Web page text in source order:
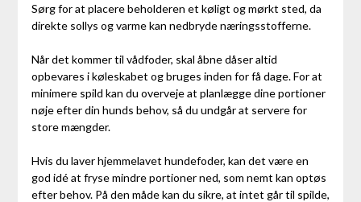
Sørg for at placere beholderen et køligt og mørkt sted, da
direkte sollys og varme kan nedbryde næringsstofferne.
Når det kommer til vådfoder, skal åbne dåser altid
opbevares i køleskabet og bruges inden for få dage. For at
minimere spild kan du overveje at planlægge dine portioner
nøje efter din hunds behov, så du undgår at servere for
store mængder.
Hvis du laver hjemmelavet hundefoder, kan det være en
god idé at fryse mindre portioner ned, som nemt kan optøs
efter behov. På den måde kan du sikre, at intet går til spilde,